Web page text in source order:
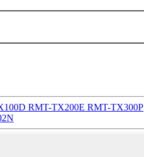
RMT-TX200E RMT-TX300P